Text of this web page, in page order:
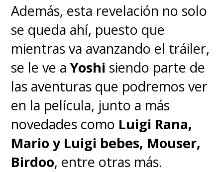
Además, esta revelación no solo
se queda ahí, puesto que
mientras va avanzando el tráiler,
se le ve aYoshi siendo parte de
las aventuras que podremos ver
en la película, junto a más
novedades como Luigi Rana,
Mario y Luigi bebes, Mouser,
Birdoo, entre otras más.